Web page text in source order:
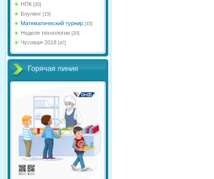
НПК [35]
Боулинг [15]
Математический турнир [45]
Неделя технологии [20]
Чусовая-2018 [47]
Горячая линия